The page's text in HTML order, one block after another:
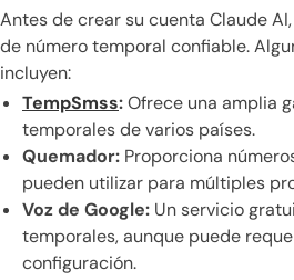
Antes de crear su cuenta Claude
de número temporal confiable.
incluyen:
TempSmss:Ofrece una amplia
temporales de varios países.
Quemador: Proporciona
pueden utilizar para múltiples
Voz de Google: Un servicio
temporales, aunque puede
configuración.